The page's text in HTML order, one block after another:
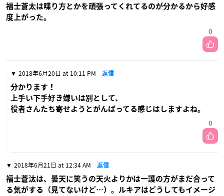
福士蒼太は喋り方とかを頑張ってくれてるのが分かるから好感
度上がった。
0
2018年6月20日 at 10:11 PM 返信
分かります！
上手い下手好き嫌いは別として、
役者さんたち寄せようとがんばってる感じはしますよね。
0
2018年6月21日 at 12:34 AM 返信
福士蒼汰は、曇天に笑うの天火よりかは一護の方がまだ合って
る気がする（見てないけど…）。ルキアはどうしてもイメージ